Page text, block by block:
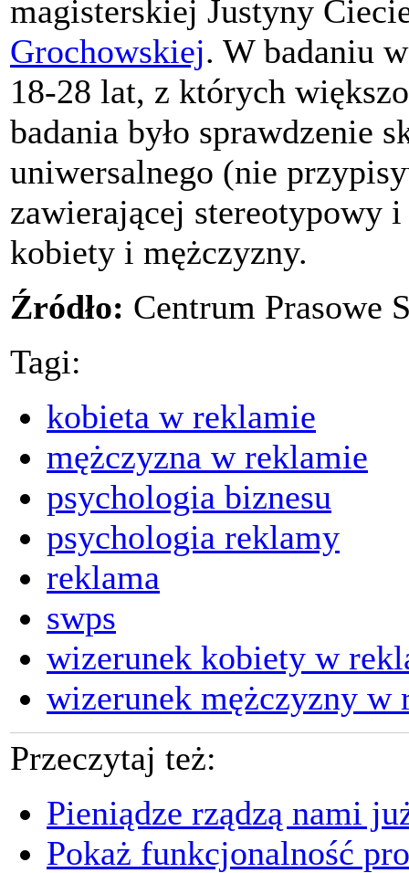
magisterskiej Justyny
Grochowskiej. W badaniu
18-28 lat, z których
badania było sprawdzenie
uniwersalnego (nie
zawierającej stereotypowy
kobiety i mężczyzny.
Źródło: Centrum Prasowe
Tagi:
kobieta w reklamie
mężczyzna w reklamie
psychologia biznesu
psychologia reklamy
reklama
swps
wizerunek kobiety w
wizerunek mężczyzny w
Przeczytaj też:
Pieniądze rządzą nami
Pokaż funkcjonalność